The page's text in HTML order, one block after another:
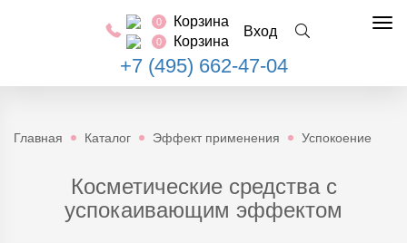
0 Корзина
0 Корзина
Вход
+7 (495) 662-47-04
Главная Каталог Эффект применения Успокоение
Косметические средства с
успокаивающим эффектом